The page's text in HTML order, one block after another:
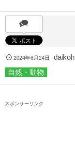
2024年6月24日
自然・動物
スポンサーリンク